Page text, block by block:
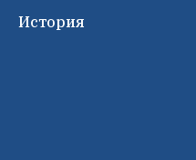
История